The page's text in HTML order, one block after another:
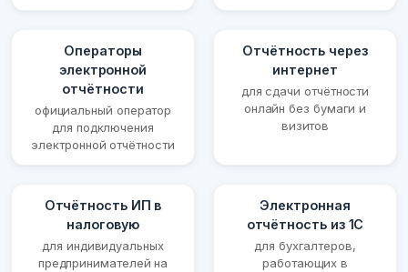
Операторы
электронной
отчётности
официальный оператор
для подключения
электронной отчётности
Отчётность через
интернет
для сдачи отчётности
онлайн без бумаги и
визитов
Отчётность ИП в
налоговую
для индивидуальных
предпринимателей на
Электронная
отчётность из 1С
для бухгалтеров,
работающих в